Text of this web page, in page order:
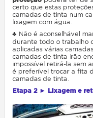
certo que estas
camadas de tinta num
lixagem com água.
♣ Não é aconselhável
durante todo o trabalho
aplicadas várias
camadas de tinta irão
impossível retirá-la sem
é preferível trocar a fita
camadas de tinta.
Etapa 2 ► Lixagem e